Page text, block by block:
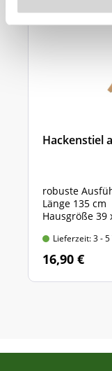
Hackenstiel
robuste
Länge 135 cm
Hausgröße 39
Lieferzeit: 3 -
16,90 €